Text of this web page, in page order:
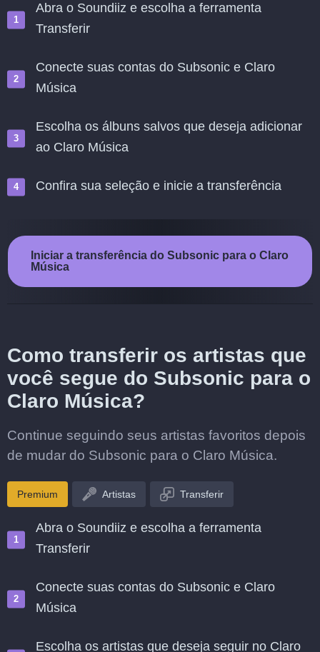
Abra o Soundiiz e escolha a ferramenta
Transferir
Conecte suas contas do Subsonic e Claro
Música
Escolha os álbuns salvos que deseja adicionar
ao Claro Música
Confira sua seleção e inicie a transferência
Iniciar a transferência do Subsonic para o Claro
Música
Como transferir os artistas que
você segue do Subsonic para o
Claro Música?
Continue seguindo seus artistas favoritos depois
de mudar do Subsonic para o Claro Música.
Premium Artistas Transferir
Abra o Soundiiz e escolha a ferramenta
Transferir
Conecte suas contas do Subsonic e Claro
Música
Escolha os artistas que deseja seguir no Claro